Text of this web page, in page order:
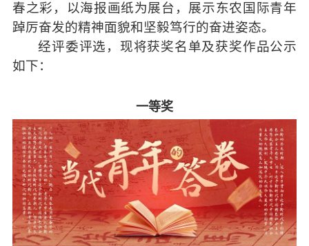
春之彩，以海报画纸为展台，展示东农国际青年
踔厉奋发的精神面貌和坚毅笃行的奋进姿态。
经评委评选，现将获奖名单及获奖作品公示
如下：
一等奖